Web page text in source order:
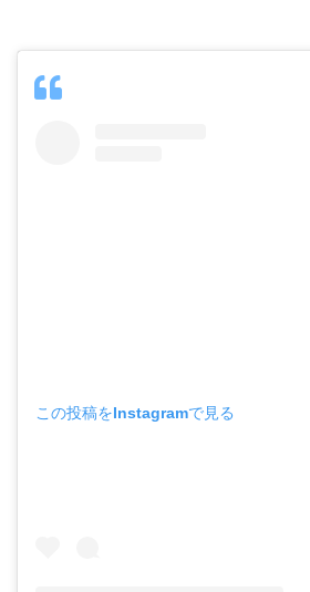
この投稿をInstagramで見る